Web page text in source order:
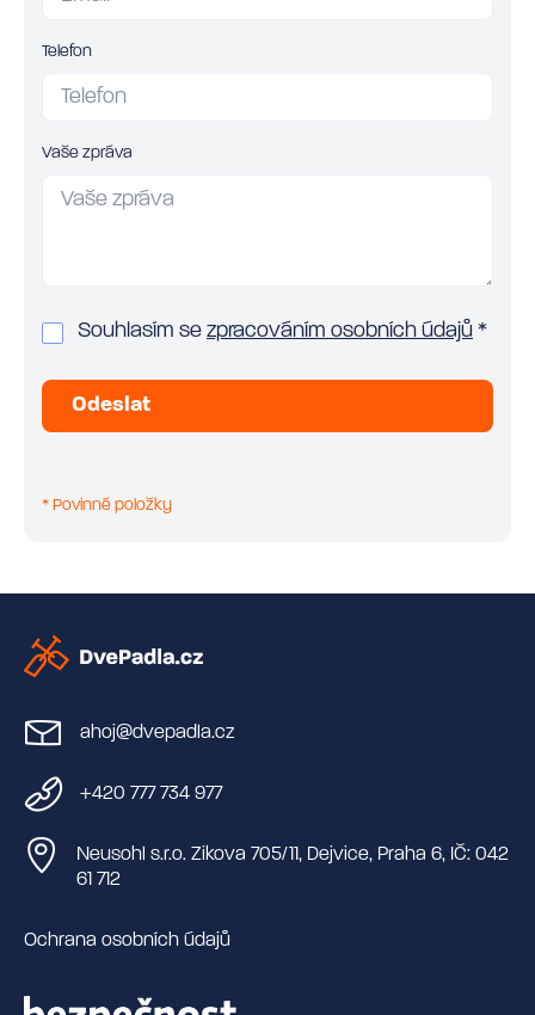
Telefon
Vaše zpráva
Souhlasím se zpracováním osobních údajů *
* Povinné položky
ahoj@dvepadla.cz
+420 777 734 977
Neusohl s.r.o. Zikova 705/11, Dejvice, Praha 6, IČ: 042
61 712
Ochrana osobních údajů